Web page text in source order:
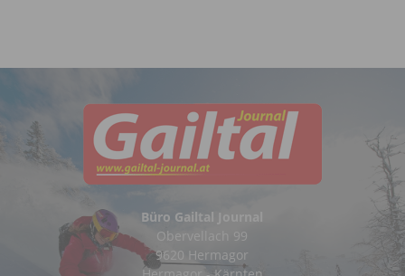
Büro Gailtal Journal
Obervellach 99
9620 Hermagor